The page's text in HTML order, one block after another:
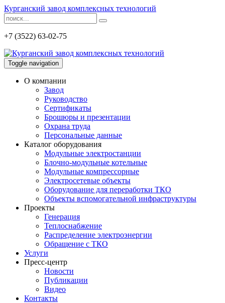
Курганский завод комплексных технологий
+7 (3522) 63-02-75
Toggle navigation
О компании
Завод
Руководство
Сертификаты
Брошюры и презентации
Охрана труда
Персональные данные
Каталог оборудования
Модульные электростанции
Блочно-модульные котельные
Модульные компрессорные
Электросетевые объекты
Оборудование для переработки ТКО
Объекты вспомогательной инфраструктуры
Проекты
Генерация
Теплоснабжение
Распределение электроэнергии
Обращение с ТКО
Услуги
Пресс-центр
Новости
Публикации
Видео
Контакты